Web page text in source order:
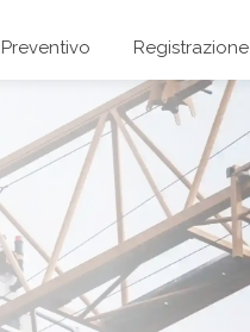
Preventivo Registrazione